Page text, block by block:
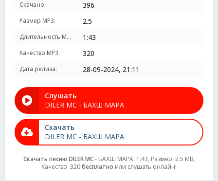
Скачано: 396
Размер MP3: 2.5
Длительность MP3: 1:43
Качество MP3: 320
Дата релиза: 28-09-2024, 21:11
Слушать
DILER MC - БАХШ МАРА
Скачать
DILER MC - БАХШ МАРА
Скачать песню DILER MC- БАХШ МАРА: 1:43, Размер: 2.5 MB,
Качество: 320бесплатно или слушать онлайн!